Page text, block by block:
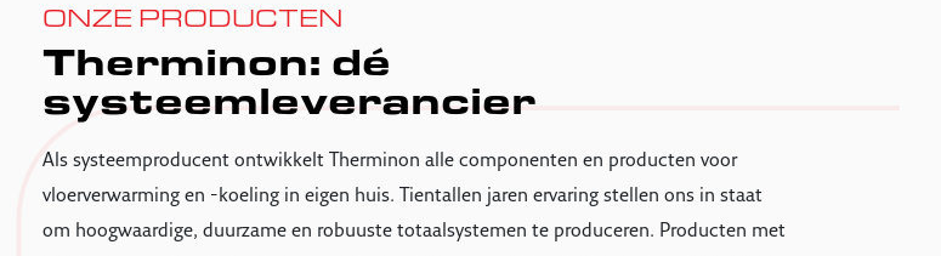
ONZE PRODUCTEN
Therminon: dé
systeemleverancier
Als systeemproducent ontwikkelt Therminon alle componenten en producten voor
vloerverwarming en -koeling in eigen huis. Tientallen jaren ervaring stellen ons in staat
om hoogwaardige, duurzame en robuuste totaalsystemen te produceren. Producten met